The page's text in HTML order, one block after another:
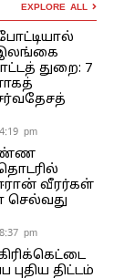
EXPLORE ALL
இலங்கை
துறை: 7
pm
வீரர்கள்
செல்வது
pm
புதிய திட்டம்